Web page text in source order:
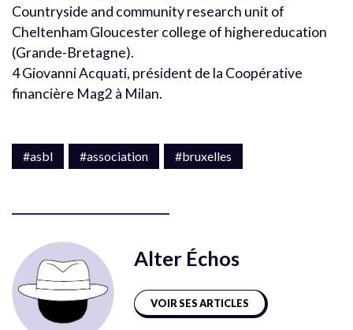
Countryside and community research unit of
Cheltenham Gloucester college of highereducation
(Grande-Bretagne).
4 Giovanni Acquati, président de la Coopérative
financière Mag2 à Milan.
#asbl #association #bruxelles
Alter Échos
VOIR SES ARTICLES